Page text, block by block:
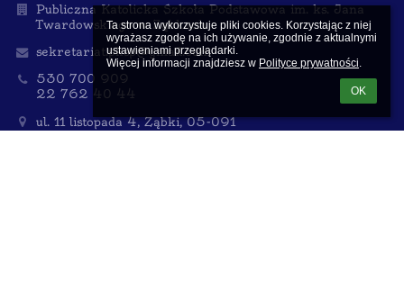
Ta strona wykorzystuje pliki cookies. Korzystając z niej
wyrażasz zgodę na ich używanie, zgodnie z aktualnymi
ustawieniami przeglądarki.
Więcej informacji znajdziesz w Polityce prywatności.
OK
Publiczna Katolicka Szkoła Podstawowa im. ks. Jana
Twardowskiego w Ząbkach
sekretariat.pksp@gmail.com
530 700 909
22 762 40 44
ul. 11 listopada 4, Ząbki, 05-091